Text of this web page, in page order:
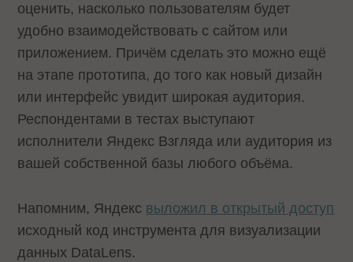
оценить, насколько пользователям будет
удобно взаимодействовать с сайтом или
приложением. Причём сделать это можно ещё
на этапе прототипа, до того как новый дизайн
или интерфейс увидит широкая аудитория.
Респондентами в тестах выступают
исполнители Яндекс Взгляда или аудитория из
вашей собственной базы любого объёма.
Напомним, Яндекс выложил в открытый доступ
исходный код инструмента для визуализации
данных DataLens.